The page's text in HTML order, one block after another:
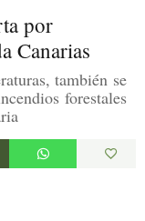
por
Canarias
también se
forestales